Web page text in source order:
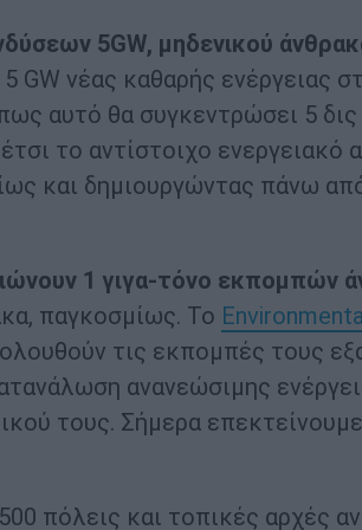
5GW, μηδενικού
νέας καθαρής ενέργειας
αυτό θα συγκεντρώσει 5 δις
το αντίστοιχο
και δημιουργώντας πάνω
1 γιγα-τόνο εκπομπών
παγκοσμίως. Το
τις εκπομπές τους
ανανεώσιμης
τους. Σήμερα
πόλεις και τοπικές αρχές